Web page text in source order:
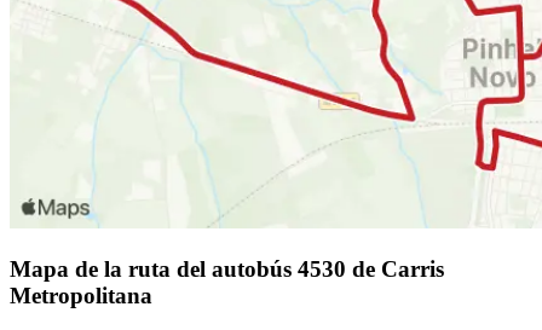
Mapa de la ruta del autobús 4530 de Carris
Metropolitana